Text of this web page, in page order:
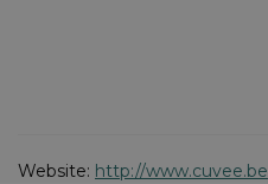
Website: http://www.cuvee.be